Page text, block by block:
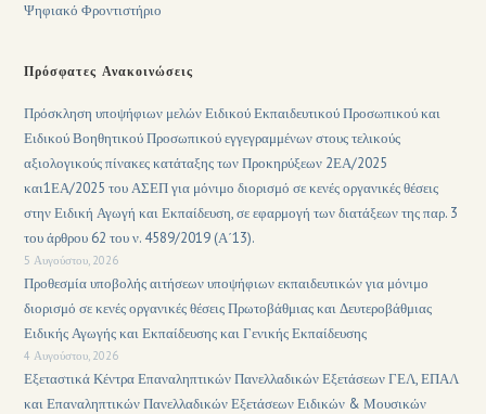
Ψηφιακό Φροντιστήριο
Πρόσφατες Ανακοινώσεις
Πρόσκληση υποψήφιων μελών Ειδικού Εκπαιδευτικού Προσωπικού και
Ειδικού Βοηθητικού Προσωπικού εγγεγραμμένων στους τελικούς
αξιολογικούς πίνακες κατάταξης των Προκηρύξεων 2ΕΑ/2025
και1ΕΑ/2025 του ΑΣΕΠ για μόνιμο διορισμό σε κενές οργανικές θέσεις
στην Ειδική Αγωγή και Εκπαίδευση, σε εφαρμογή των διατάξεων της παρ. 3
του άρθρου 62 του ν. 4589/2019 (Α΄13).
5 Αυγούστου, 2026
Προθεσμία υποβολής αιτήσεων υποψήφιων εκπαιδευτικών για μόνιμο
διορισμό σε κενές οργανικές θέσεις Πρωτοβάθμιας και Δευτεροβάθμιας
Ειδικής Αγωγής και Εκπαίδευσης και Γενικής Εκπαίδευσης
4 Αυγούστου, 2026
Εξεταστικά Κέντρα Επαναληπτικών Πανελλαδικών Εξετάσεων ΓΕΛ, ΕΠΑΛ
και Επαναληπτικών Πανελλαδικών Εξετάσεων Ειδικών & Μουσικών